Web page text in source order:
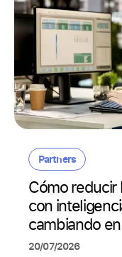
Partners
Cómo reducir
con
cambiando
20/07/2026